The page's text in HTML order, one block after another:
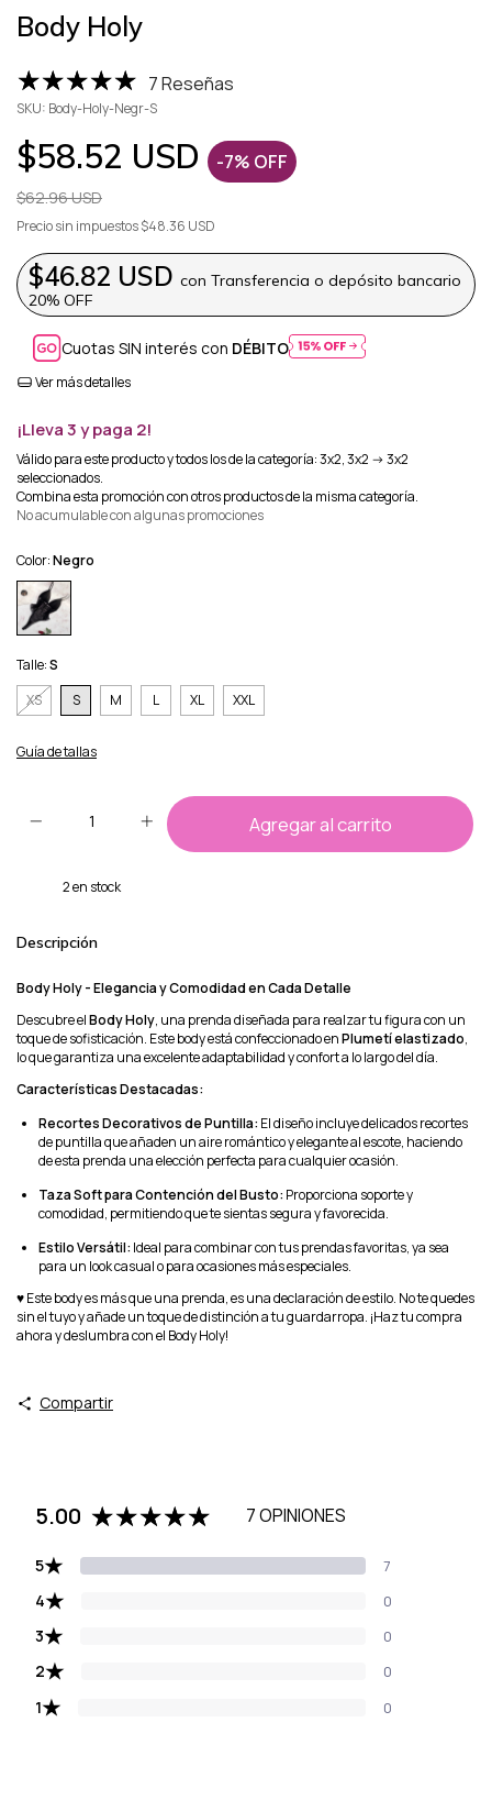
Body Holy
7 Reseñas
SKU: Body-Holy-Negr-S
$58.52 USD -7% OFF
$62.96 USD
Precio sin impuestos$48.36 USD
$46.82 USD con Transferencia o depósito bancario
20% OFF
Cuotas SIN interés con DÉBITO
Ver más detalles
¡Lleva 3 y paga 2!
Válido para este producto y todos los de la categoría: 3x2, 3x2 -> 3x2
seleccionados.
Combina esta promoción con otros productos de la misma categoría.
No acumulable con algunas promociones
Color:Negro
Talle:S
XS
S M L XL XXL
Guía de tallas
2en stock
Descripción
Body Holy - Elegancia y Comodidad en Cada Detalle
Descubre elBody Holy, una prenda diseñada para realzar tu figura con un
toque de sofisticación. Este body está confeccionado enPlumetí elastizado,
lo que garantiza una excelente adaptabilidad y confort a lo largo del día.
Características Destacadas:
Recortes Decorativos de Puntilla: El diseño incluye delicados recortes
de puntilla que añaden un aire romántico y elegante al escote, haciendo
de esta prenda una elección perfecta para cualquier ocasión.
Taza Soft para Contención del Busto: Proporciona soporte y
comodidad, permitiendo que te sientas segura y favorecida.
Estilo Versátil: Ideal para combinar con tus prendas favoritas, ya sea
para un look casual o para ocasiones más especiales.
♥ Este body es más que una prenda, es una declaración de estilo. No te quedes
sin el tuyo y añade un toque de distinción a tu guardarropa. ¡Haz tu compra
ahora y deslumbra con el Body Holy!
Compartir
5.00 7 OPINIONES
5★ 7
4★ 0
3★ 0
2★ 0
1★ 0